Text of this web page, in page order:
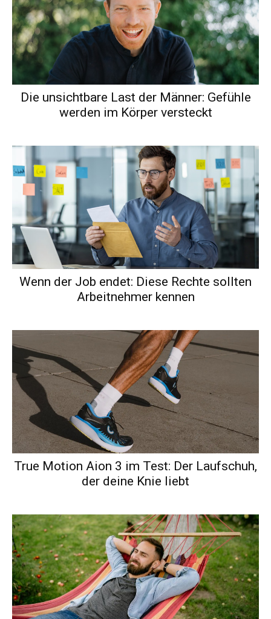
Die unsichtbare Last der Männer: Gefühle
werden im Körper versteckt
Wenn der Job endet: Diese Rechte sollten
Arbeitnehmer kennen
True Motion Aion 3 im Test: Der Laufschuh,
der deine Knie liebt